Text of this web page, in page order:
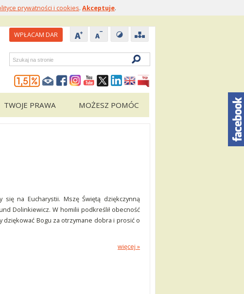
prywatności i cookies. Akceptuje.
WPŁACAM DAR
Wyszukiwarka
TWOJE PRAWA MOŻESZ POMÓC
na Eucharystii. Mszę Świętą dziękczynną
Dolinkiewicz. W homilii podkreślił obecność
dziękować Bogu za otrzymane dobra i prosić o
więcej »